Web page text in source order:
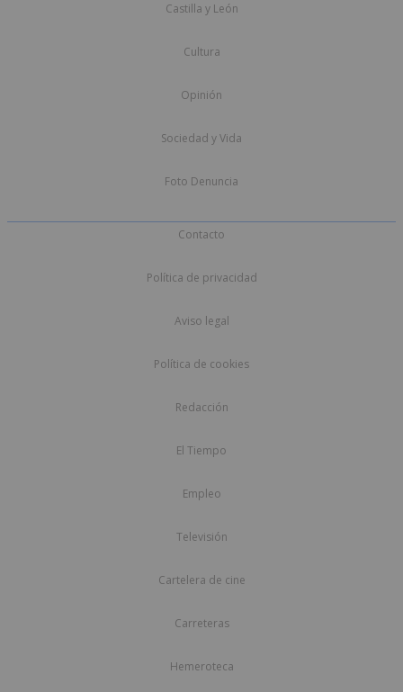
Castilla y León
Cultura
Opinión
Sociedad y Vida
Foto Denuncia
Contacto
Política de privacidad
Aviso legal
Política de cookies
Redacción
El Tiempo
Empleo
Televisión
Cartelera de cine
Carreteras
Hemeroteca